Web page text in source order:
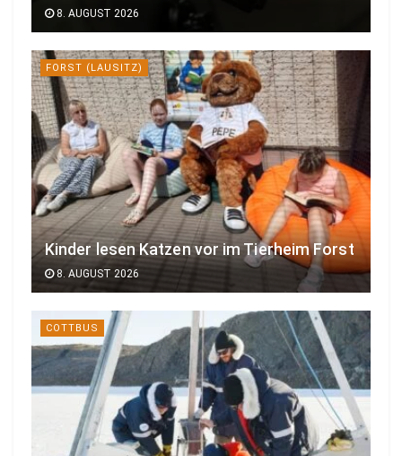
8. AUGUST 2026
FORST (LAUSITZ)
Kinder lesen Katzen vor im Tierheim Forst
8. AUGUST 2026
COTTBUS